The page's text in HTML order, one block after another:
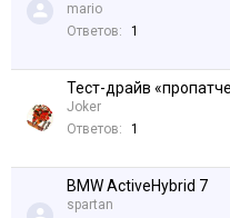
mario
Ответов:
1
Тест-драйв
Joker
Ответов:
1
BMW ActiveHybrid 7
spartan